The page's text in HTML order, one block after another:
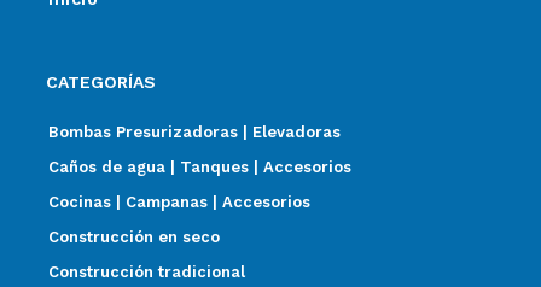
CATEGORÍAS
Bombas Presurizadoras | Elevadoras
Caños de agua | Tanques | Accesorios
Cocinas | Campanas | Accesorios
Construcción en seco
Construcción tradicional